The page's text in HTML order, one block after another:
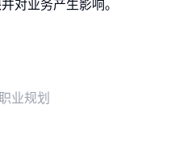
对业务产生影响。
业规划